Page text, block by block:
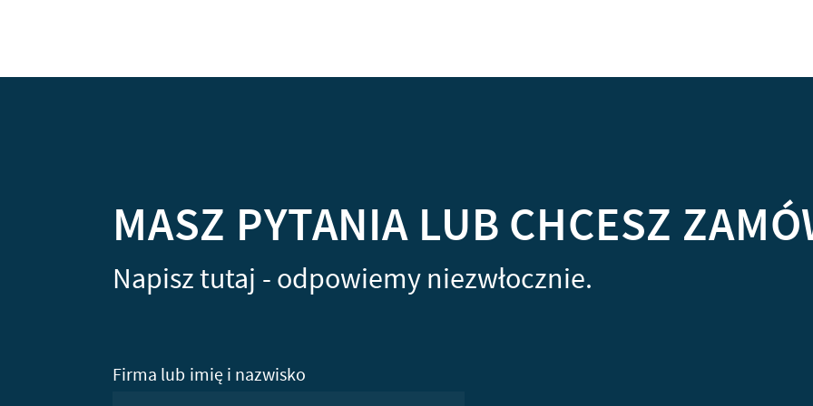
MASZ PYTANIA LUB CHCESZ
Napisz tutaj - odpowiemy niezwłocznie.
Firma lub imię i nazwisko